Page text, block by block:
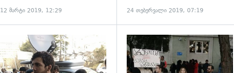
12 მარტი 2019, 12:29 24 თებერვალი 2019, 07:19
გადახედვა